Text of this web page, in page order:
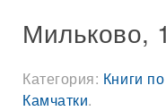
Мильково,
Категория: Книги
Камчатки.